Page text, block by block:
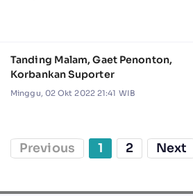
Tanding Malam, Gaet Penonton,
Korbankan Suporter
Minggu, 02 Okt 2022 21:41 WIB
Previous 1 2 Next